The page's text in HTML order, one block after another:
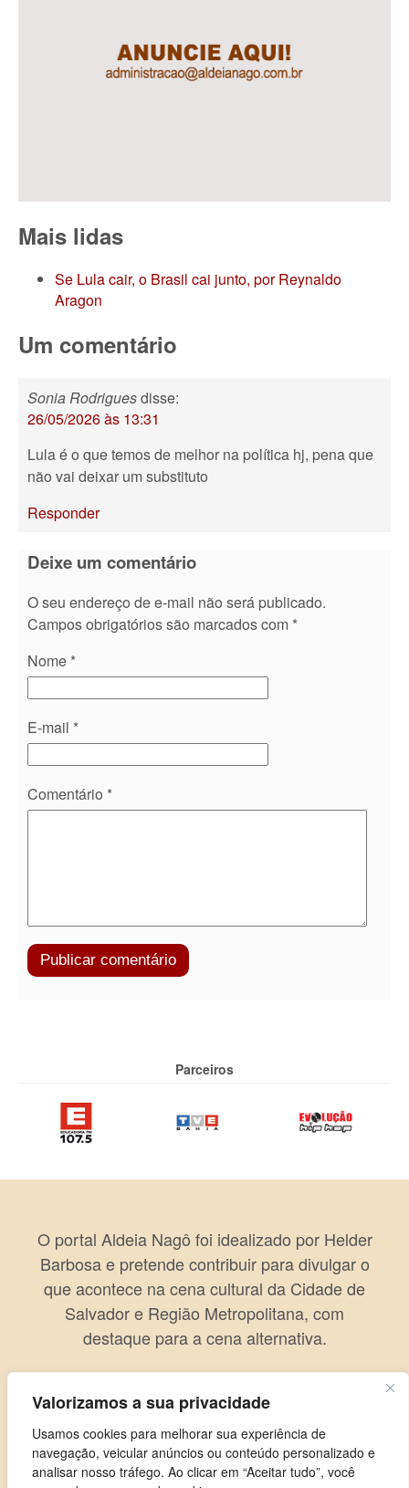
Valorizamos a sua privacidade
Usamos cookies para melhorar sua experiência de
navegação, veicular anúncios ou conteúdo personalizado e
analisar nosso tráfego. Ao clicar em “Aceitar tudo”, você
Mais lidas
Se Lula cair, o Brasil cai junto, por Reynaldo
Aragon
Um comentário
Sonia Rodriguesdisse:
26/05/2026 às 13:31
Lula é o que temos de melhor na política hj, pena que
não vai deixar um substituto
Responder
Deixe um comentário
O seu endereço de e-mail não será publicado.
Campos obrigatórios são marcados com *
Nome *
E-mail *
Comentário *
Parceiros
O portal Aldeia Nagô foi idealizado por Helder
Barbosa e pretende contribuir para divulgar o
que acontece na cena cultural da Cidade de
Salvador e Região Metropolitana, com
destaque para a cena alternativa.